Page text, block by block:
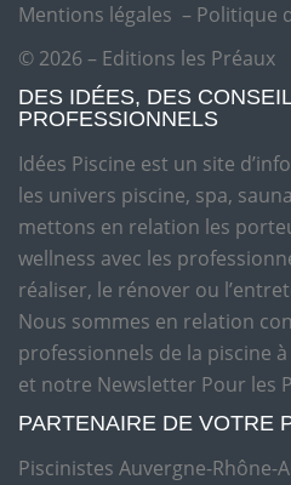
Mentions légales – Politique
© 2026 – Editions les Préaux
DES IDÉES, DES
PROFESSIONNELS
Idées Piscine est un site
les univers piscine, spa,
mettons en relation les
wellness avec les
réaliser, le rénover ou
Nous sommes en relation
professionnels de la piscine
et notre Newsletter Pour les
PARTENAIRE DE VOTRE
Piscinistes Auvergne-Rhône-